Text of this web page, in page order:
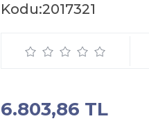
Kodu:2017321
6.803,86 TL